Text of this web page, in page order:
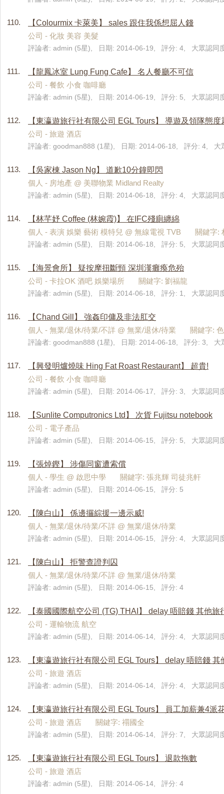
110.
【Colourmix 卡萊美】 sales 跟住我係想屈人錢
公司 - 化妝 美容 美髮
評論者: admin (5星), 日期: 2014-06-19, 評分: 4, 大眾認同
111.
【龍鳳冰室 Lung Fung Cafe】 名人餐廳不可信
公司 - 餐飲 小食 咖啡廳
評論者: admin (5星), 日期: 2014-06-19, 評分: 5, 大眾認同
112.
【東瀛遊旅行社有限公司 EGL Tours】 導遊及領隊態度
公司 - 旅遊 酒店
評論者: goodman888 (1星), 日期: 2014-06-18, 評分: 4, 大
113.
【吳家棟 Jason Ng】 道歉10分鐘即閃
個人 - 房地產 @ 美聯物業 Midland Realty
評論者: admin (5星), 日期: 2014-06-18, 評分: 4, 大眾認同
114.
【林芊妤 Coffee (林婉霞)】 在IFC殘廁纏綿
個人 - 表演 娛樂 藝術 模特兒 @ 無線電視 TVB 關鍵字:
評論者: admin (5星), 日期: 2014-06-18, 評分: 5, 大眾認同
115.
【海景會所】 疑按摩扭斷頸 深圳漢癱瘓危殆
公司 - 卡拉OK 酒吧 娛樂場所 關鍵字: 劉福龍
評論者: admin (5星), 日期: 2014-06-18, 評分: 1, 大眾認同
116.
【Chand Gill】 強姦印傭及非法肛交
個人 - 無業/退休/待業/不詳 @ 無業/退休/待業 關鍵字:
評論者: goodman888 (1星), 日期: 2014-06-18, 評分: 3, 大
117.
【興發明爐燒味 Hing Fat Roast Restaurant】 超貴!
公司 - 餐飲 小食 咖啡廳
評論者: admin (5星), 日期: 2014-06-17, 評分: 3, 大眾認同
118.
【Sunlite Computronics Ltd】 次貨 Fujitsu notebook
公司 - 電子產品
評論者: admin (5星), 日期: 2014-06-15, 評分: 5, 大眾認同
119.
【張焯鏗】 涉傷同窗遭索償
個人 - 學生 @ 啟思中學 關鍵字: 張兆輝 司徒兆軒
評論者: admin (5星), 日期: 2014-06-15, 評分: 5
120.
【陳白山】 係邊攞綜援一邊示威!
個人 - 無業/退休/待業/不詳 @ 無業/退休/待業
評論者: admin (5星), 日期: 2014-06-15, 評分: 4, 大眾認同
121.
【陳白山】 拒警查證判囚
個人 - 無業/退休/待業/不詳 @ 無業/退休/待業
評論者: admin (5星), 日期: 2014-06-15, 評分: 4
122.
【泰國國際航空公司 (TG) THAI】 delay 唔賠錢 其他旅
公司 - 運輸物流 航空
評論者: admin (5星), 日期: 2014-06-14, 評分: 4, 大眾認同
123.
【東瀛遊旅行社有限公司 EGL Tours】 delay 唔賠錢
公司 - 旅遊 酒店
評論者: admin (5星), 日期: 2014-06-14, 評分: 4, 大眾認同
124.
【東瀛遊旅行社有限公司 EGL Tours】 員工加薪兼4派
公司 - 旅遊 酒店 關鍵字: 禤國全
評論者: admin (5星), 日期: 2014-06-14, 評分: 7, 大眾認同
125.
【東瀛遊旅行社有限公司 EGL Tours】 退款拖數
公司 - 旅遊 酒店
評論者: admin (5星), 日期: 2014-06-14, 評分: 4